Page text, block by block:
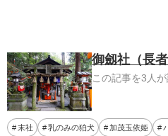
御劔社（長者
この記事を3人
末社 乳のみの狛犬 加茂玉依姫